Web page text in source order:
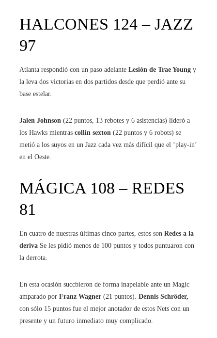
HALCONES 124 – JAZZ
97
Atlanta respondió con un paso adelante Lesión de Trae Young y
la leva dos victorias en dos partidos desde que perdió ante su
base estelar.
Jalen Johnson (22 puntos, 13 rebotes y 6 asistencias) lideró a
los Hawks mientras collin sexton (22 puntos y 6 robots) se
metió a los suyos en un Jazz cada vez más difícil que el ‘play-in’
en el Oeste.
MÁGICA 108 – REDES
81
En cuatro de nuestras últimas cinco partes, estos son Redes a la
deriva Se les pidió menos de 100 puntos y todos puntuaron con
la derrota.
En esta ocasión succbieron de forma inapelable ante un Magic
amparado por Franz Wagner (21 puntos). Dennis Schröder,
con sólo 15 puntos fue el mejor anotador de estos Nets con un
presente y un futuro inmediato muy complicado.